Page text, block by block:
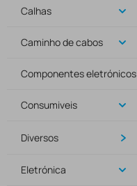
Calhas
Caminho de cabos
Componentes eletrónicos
Consumiveis
Diversos
Eletrónica